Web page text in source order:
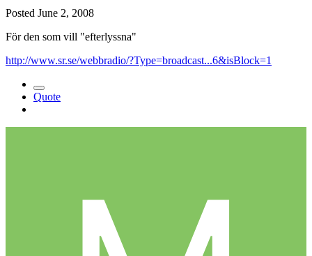
Posted June 2, 2008
För den som vill "efterlyssna"
http://www.sr.se/webbradio/?Type=broadcast...6&isBlock=1
Quote